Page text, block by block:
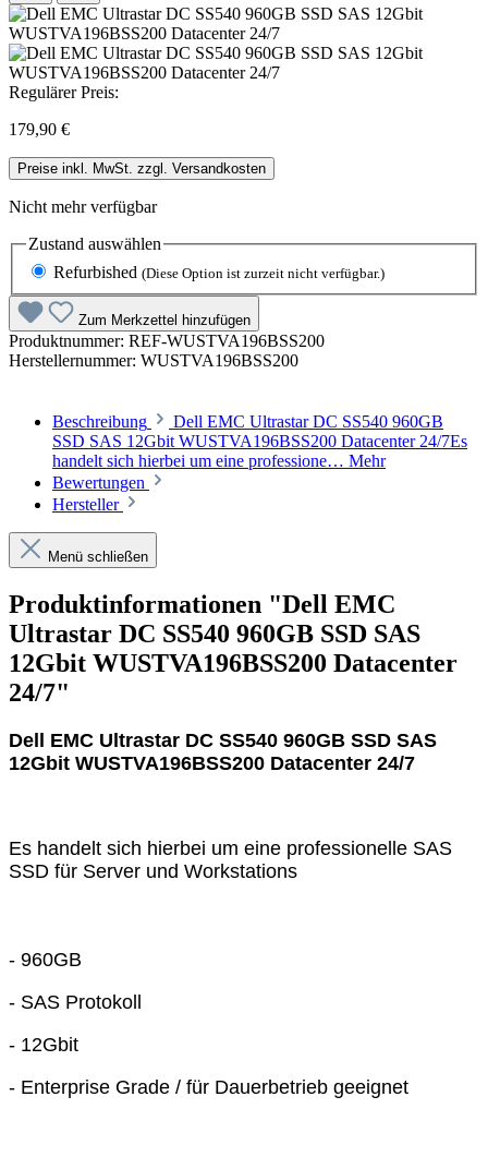
Regulärer Preis:
179,90 €
Preise inkl. MwSt. zzgl. Versandkosten
Nicht mehr verfügbar
Zustand auswählen
Refurbished (Diese Option ist zurzeit nicht verfügbar.)
Zum Merkzettel hinzufügen
Produktnummer: REF-WUSTVA196BSS200
Herstellernummer: WUSTVA196BSS200
Beschreibung
Dell EMC Ultrastar DC SS540 960GB
SSD SAS 12Gbit WUSTVA196BSS200 Datacenter 24/7Es
handelt sich hierbei um eine professione… Mehr
Bewertungen
Hersteller
Menü schließen
Produktinformationen "Dell EMC
Ultrastar DC SS540 960GB SSD SAS
12Gbit WUSTVA196BSS200 Datacenter
24/7"
Dell EMC Ultrastar DC SS540 960GB SSD SAS
12Gbit WUSTVA196BSS200 Datacenter 24/7
Es handelt sich hierbei um eine professionelle SAS
SSD für Server und Workstations
- 960GB
- SAS Protokoll
- 12Gbit
- Enterprise Grade / für Dauerbetrieb geeignet